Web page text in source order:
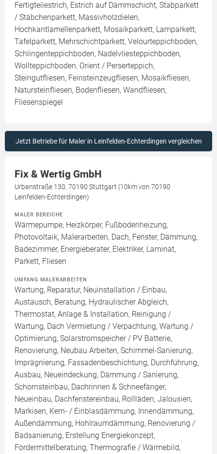
Fertigteilestrich, Estrich auf Dämmschicht, Stabparkett
/ Stäbchenparkett, Massivholzdielen,
Hochkantlamellenparkett, Mosaikparkett, Lamparkett,
Tafelparkett, Mehrschichtparkett, Velourteppichboden,
Schlingenteppichboden, Nadelvliesteppichboden,
Wollteppichboden, Orient / Perserteppich,
Steingutfliesen, Feinsteinzeugfliesen, Mosaikfliesen,
Natursteinfliesen, Bodenfliesen, Wandfliesen,
Fliesenspiegel
Jetzt Betriebe für Maler in Leinfelden-Echterdingen vergleichen
Fix & Wertig GmbH
Urbanstraße 130, 70190 Stuttgart (10km von 70190
Leinfelden-Echterdingen)
MALER BEREICHE
Wärmepumpe, Heizkörper, Fußbodenheizung,
Photovoltaik, Malerarbeiten, Dach, Fenster, Dämmung,
Badezimmer, Energieberater, Elektriker, Laminat,
Parkett, Fliesen
UMFANG MALERARBEITEN
Wartung, Reparatur, Neuinstallation / Einbau,
Austausch, Beratung, Hydraulischer Abgleich,
Thermostat, Anlage & Installation, Reinigung /
Wartung, Dach Vermietung / Verpachtung, Wartung /
Optimierung, Solarstromspeicher / PV Batterie,
Renovierung, Neubau Arbeiten, Schimmel-Sanierung,
Imprägnierung, Fassadenbeschichtung, Durchführung,
Ausbau, Neueindeckung, Dämmung / Sanierung,
Schornsteinbau, Dachrinnen & Schneefänger,
Neueinbau, Dachfenstereinbau, Rollläden, Jalousien,
Markisen, Kern- / Einblasdämmung, Innendämmung,
Außendämmung, Hohlraumdämmung, Renovierung /
Badsanierung, Erstellung Energiekonzept,
Fördermittelberatung, Thermografie / Wärmebild,